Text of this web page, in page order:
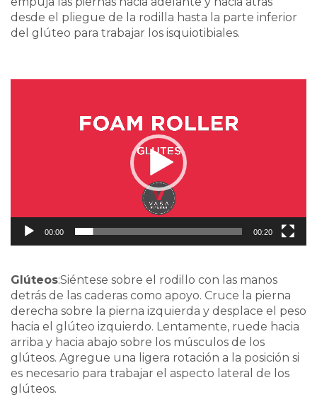
desde el pliegue de la rodilla hasta la parte inferior
del glúteo para trabajar los isquiotibiales.
00:00 00:20
Glúteos:Siéntese sobre el rodillo con las manos
detrás de las caderas como apoyo. Cruce la pierna
derecha sobre la pierna izquierda y desplace el peso
hacia el glúteo izquierdo. Lentamente, ruede hacia
arriba y hacia abajo sobre los músculos de los
glúteos. Agregue una ligera rotación a la posición si
es necesario para trabajar el aspecto lateral de los
glúteos.